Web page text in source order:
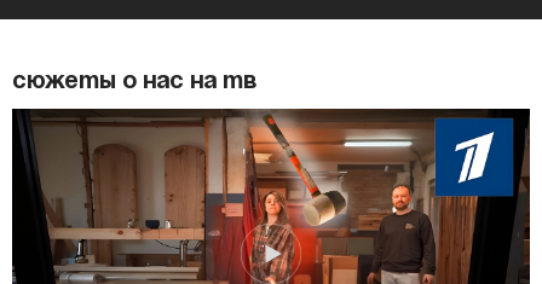
Сюжеты о нас на ТВ